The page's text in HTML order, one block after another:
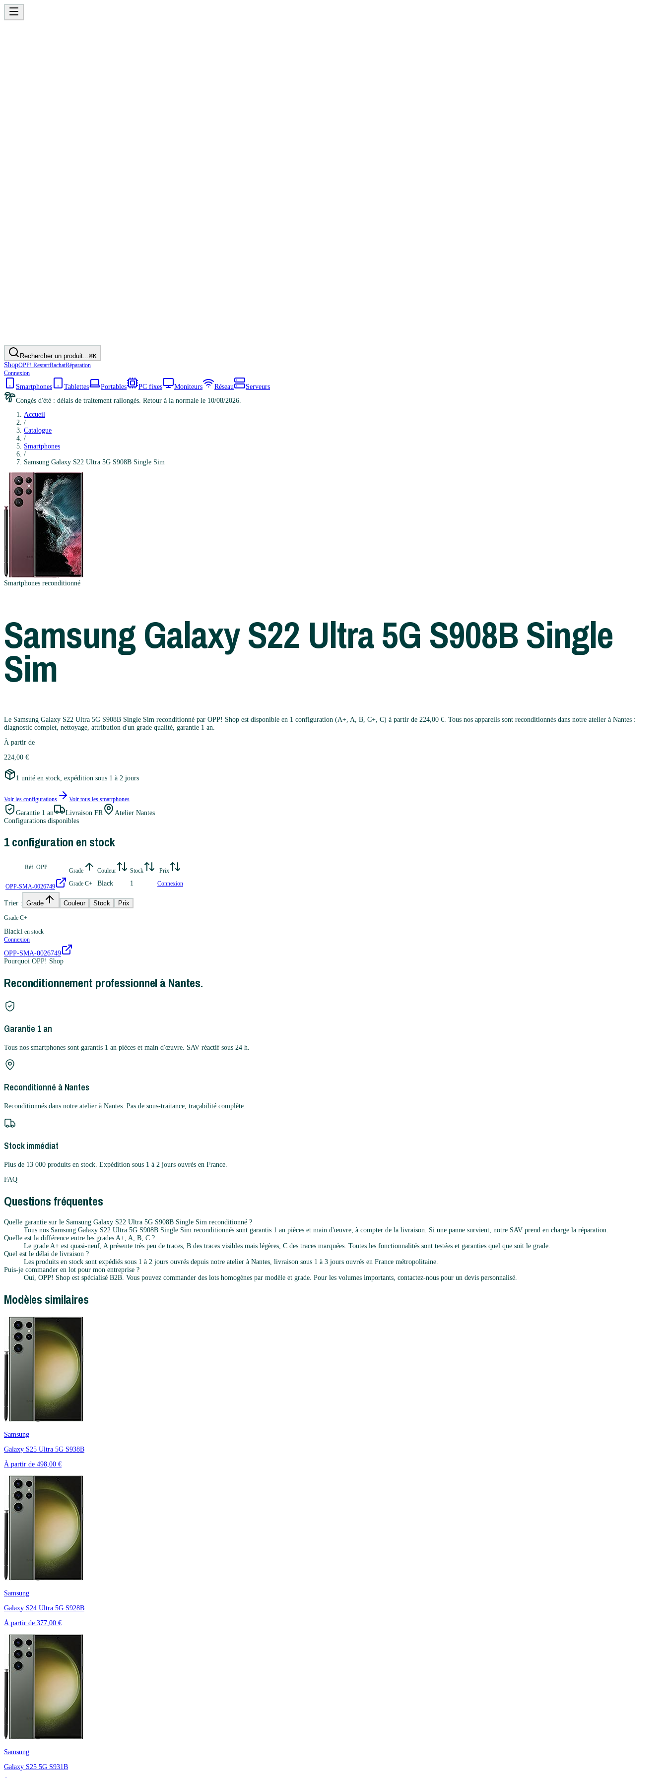
Rechercher un produit... ⌘K
ShopOPP! RestartRachatRéparation
Connexion
Smartphones Tablettes Portables PC fixes Moniteurs Réseau
Serveurs
Congés d'été : délais de traitement rallongés. Retour à la normale le 10/08/2026.
Accueil
/
Catalogue
/
Smartphones
/
Samsung Galaxy S22 Ultra 5G S908B Single Sim
Smartphones reconditionné
SamsungGalaxy S22 Ultra 5G S908B Single
Sim
Le Samsung Galaxy S22 Ultra 5G S908B Single Sim reconditionné par OPP! Shop est disponible en 1 configuration (A+, A, B, C+, C) à partir de 224,00 €. Tous nos appareils sont reconditionnés dans notre atelier à Nantes :
diagnostic complet, nettoyage, attribution d'un grade qualité, garantie 1 an.
À partir de
224,00 €
1 unité en stock, expédition sous 1 à 2 jours
Voir les configurations Voir tous les smartphones
Garantie 1 an Livraison FR
Atelier Nantes
Configurations disponibles
1configuration en stock
Réf. OPP Grade Couleur Stock Prix
OPP-SMA-0026749 Grade C+ Black 1 Connexion
Trier : Grade Couleur Stock Prix
Grade C+
Black1 en stock
Connexion
OPP-SMA-0026749
Pourquoi OPP! Shop
Reconditionnement professionnel à Nantes.
Garantie 1 an
Tous nos smartphones sont garantis 1 an pièces et main d'œuvre. SAV réactif sous 24 h.
Reconditionné à Nantes
Reconditionnés dans notre atelier à Nantes. Pas de sous-traitance, traçabilité complète.
Stock immédiat
Plus de 13 000 produits en stock. Expédition sous 1 à 2 jours ouvrés en France.
FAQ
Questions fréquentes
Quelle garantie sur le Samsung Galaxy S22 Ultra 5G S908B Single Sim reconditionné ?
Tous nos Samsung Galaxy S22 Ultra 5G S908B Single Sim reconditionnés sont garantis 1 an pièces et main d'œuvre, à compter de la livraison. Si une panne survient, notre SAV prend en charge la réparation.
Quelle est la différence entre les grades A+, A, B, C ?
Le grade A+ est quasi-neuf, A présente très peu de traces, B des traces visibles mais légères, C des traces marquées. Toutes les fonctionnalités sont testées et garanties quel que soit le grade.
Quel est le délai de livraison ?
Les produits en stock sont expédiés sous 1 à 2 jours ouvrés depuis notre atelier à Nantes, livraison sous 1 à 3 jours ouvrés en France métropolitaine.
Puis-je commander en lot pour mon entreprise ?
Oui, OPP! Shop est spécialisé B2B. Vous pouvez commander des lots homogènes par modèle et grade. Pour les volumes importants, contactez-nous pour un devis personnalisé.
Modèles similaires
Samsung
Galaxy S25 Ultra 5G S938B
À partir de 498,00 €
Samsung
Galaxy S24 Ultra 5G S928B
À partir de 377,00 €
Samsung
Galaxy S25 5G S931B